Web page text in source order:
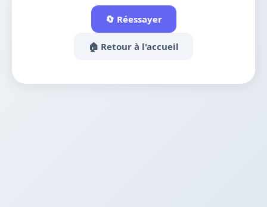
🔄 Réessayer
🏠 Retour à l'accueil